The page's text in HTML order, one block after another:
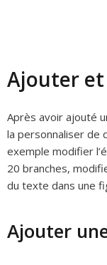
Ajouter
Après avoir ajouté
la personnaliser de
exemple modifier
20 branches,
du texte dans une
Ajouter